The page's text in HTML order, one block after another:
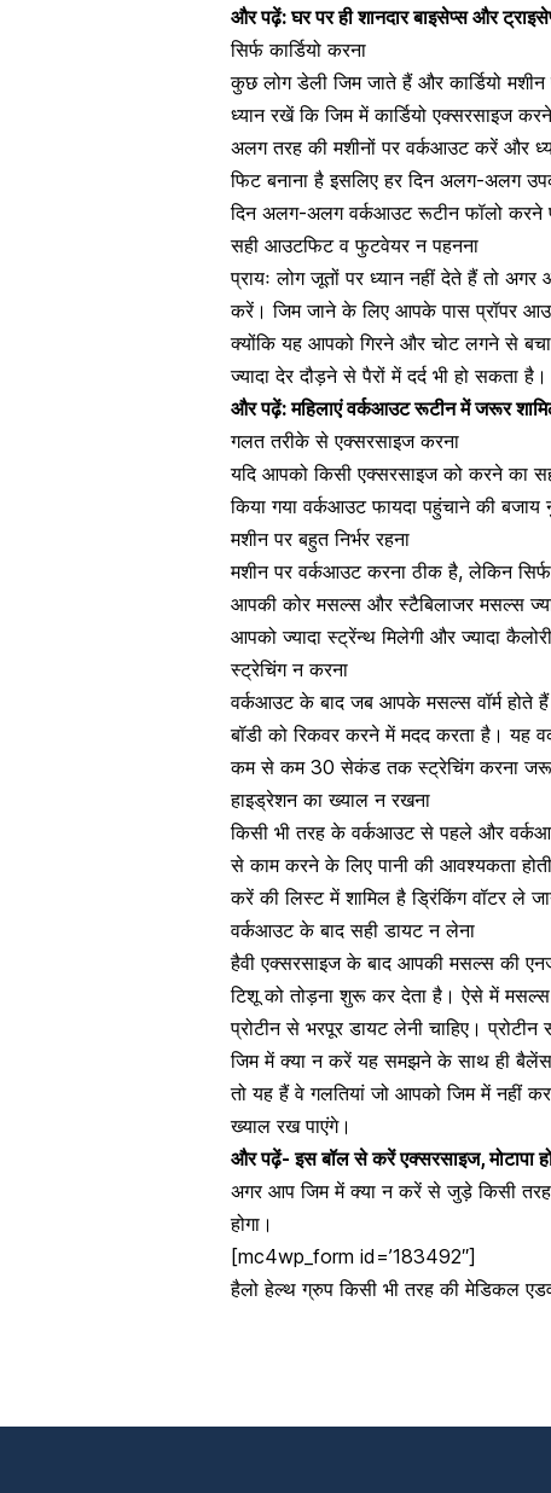
और पढ़ें:घर पर ही शानदार बाइसेप्स और
सिर्फ कार्डियो करना
कुछ लोग डेली जिम जाते हैं और कार्डियो
ध्यान रखें कि जिम में कार्डियो एक्सरसाइज
अलग तरह की मशीनों पर वर्कआउट करें और
फिट बनाना है इसलिए हर दिन अलग-अलग
दिन अलग-अलगवर्कआउट रूटीनफॉलो करने
सही आउटफिट व फुटवेयर न पहनना
प्रायः लोग जूतों पर ध्यान नहीं देते हैं तो
करें।जिम जाने के लिए आपके पास प्रॉपर
क्योंकि यह आपको गिरने और चोट लगने से
ज्यादा देर दौड़ने से पैरों में दर्द भी हो सकता है।
और पढ़ें:महिलाएं वर्कआउट रूटीन में जरूर
गलत तरीके से एक्सरसाइज करना
यदि आपको किसी एक्सरसाइज को करने का
किया गया वर्कआउट फायदा पहुंचाने की
मशीन पर बहुत निर्भर रहना
मशीन पर वर्कआउट करना ठीक है, लेकिन
आपकी कोर मसल्स और स्टैबिलाजर मसल्स
आपको ज्यादा स्ट्रेंन्थ मिलेगी और ज्यादा
स्ट्रेचिंग न करना
वर्कआउट के बाद जब आपके मसल्स वॉर्म होते
बॉडी को रिकवर करने में मदद करता है। यह
कम से कम 30 सेकंड तकस्ट्रेचिंग करना
हाइड्रेशन का ख्याल न रखना
किसी भी तरह के वर्कआउट से पहले और
से काम करने के लिए पानी की आवश्यकता
करें की लिस्ट में शामिल है ड्रिंकिंग वॉटर ले
वर्कआउट के बाद सही डायट न लेना
हैवी एक्सरसाइज के बाद आपकी मसल्स की
टिशू को तोड़ना शुरू कर देता है। ऐसे में
प्रोटीन से भरपूर डायटलेनी चाहिए।
जिम में क्या न करें यह समझने के साथ ही
तो यह हैं वे गलतियां जो आपको जिम में नहीं
ख्याल रख पाएंगे।
और पढ़ें-इस बॉल से करें एक्सरसाइज, मोटापा
अगर आप जिम में क्या न करें से जुड़े किसी तरह
होगा।
[mc4wp_form id=’183492″]
हैलो हेल्थ ग्रुप किसी भी तरह की मेडिकल